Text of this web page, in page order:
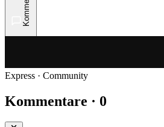
Express · Community
Kommentare · 0